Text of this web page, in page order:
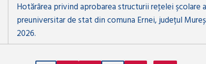
Hotărârea privind aprobarea structurii reţelei şcolare
preuniversitar de stat din comuna Ernei, județul
2026.